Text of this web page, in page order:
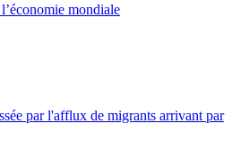
mondiale
par l'afflux de migrants arrivant par